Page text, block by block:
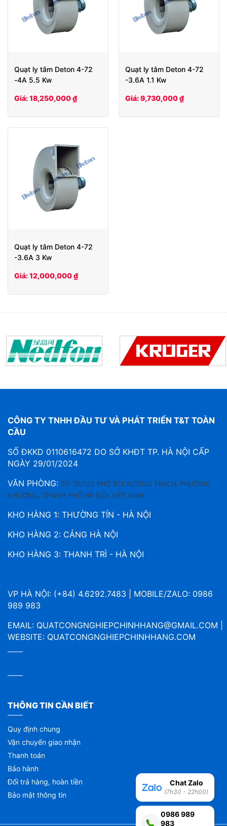
Quạt ly tâm Deton 4-72
-4A 5.5 Kw
Giá: 18,250,000 ₫
Quạt ly tâm Deton 4-72
-3.6A 1.1 Kw
Giá: 9,730,000 ₫
Quạt ly tâm Deton 4-72
-3.6A 3 Kw
Giá: 12,000,000 ₫
CÔNG TY TNHH ĐẦU TƯ VÀ PHÁT TRIỂN T&T TOÀN
CẦU
SỐ ĐKKD 0110616472 DO SỞ KHĐT TP. HÀ NỘI CẤP
NGÀY 29/01/2024
VĂN PHÒNG: SỐ 70/125 PHỐ BÙI XƯƠNG TRẠCH, PHƯỜNG
KHƯƠNG, THÀNH PHỐ HÀ NỘI, VIỆT NAM
KHO HÀNG 1: THƯỜNG TÍN - HÀ NỘI
KHO HÀNG 2: CẢNG HÀ NỘI
KHO HÀNG 3: THANH TRÌ - HÀ NỘI
VP HÀ NỘI: (+84) 4.6292.7483 | MOBILE/ZALO: 0986
989 983
EMAIL: QUATCONGNGHIEPCHINHHANG@GMAIL.COM
WEBSITE: QUATCONGNGHIEPCHINHHANG.COM
THÔNG TIN CẦN BIẾT
Quy định chung
Vận chuyển giao nhận
Thanh toán
Bảo hành
Đổi trả hàng, hoàn tiền
Bảo mật thông tin
Chat Zalo
(7h30 - 22h00)
0986 989
983